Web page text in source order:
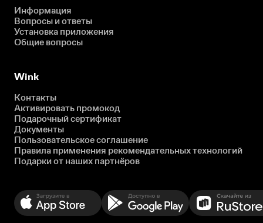
Информация
Вопросы и ответы
Установка приложения
Общие вопросы
Wink
Контакты
Активировать промокод
Подарочный сертификат
Документы
Пользовательское соглашение
Правила применения рекомендательных технологий
Подарки от наших партнёров